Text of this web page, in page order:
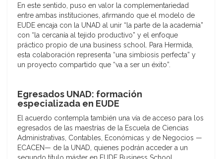
En este sentido, puso en valor la complementariedad
entre ambas instituciones, afirmando que el modelo de
EUDE encaja con la UNAD al unir “la parte de la academia”
con “la cercanía al tejido productivo” y el enfoque
práctico propio de una business school. Para Hermida,
esta colaboración representa “una simbiosis perfecta” y
un proyecto compartido que “va a ser un éxito”.
Egresados UNAD: formación
especializada en EUDE
El acuerdo contempla también una vía de acceso para los
egresados de las maestrías de la Escuela de Ciencias
Administrativas, Contables, Económicas y de Negocios —
ECACEN— de la UNAD, quienes podrán acceder a un